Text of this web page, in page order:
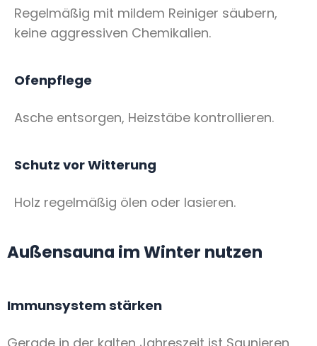
Regelmäßig mit mildem Reiniger säubern,
keine aggressiven Chemikalien.
Ofenpflege
Asche entsorgen, Heizstäbe kontrollieren.
Schutz vor Witterung
Holz regelmäßig ölen oder lasieren.
Außensauna im Winter nutzen
Immunsystem stärken